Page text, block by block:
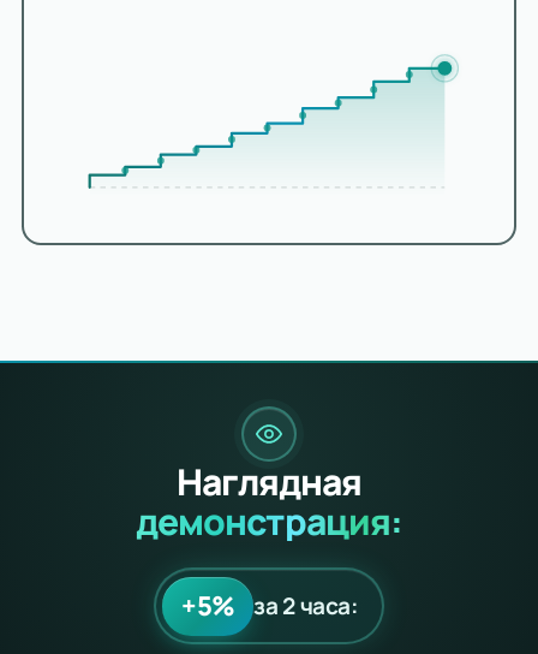
Наглядная
демонстрация:
+5% за 2 часа: